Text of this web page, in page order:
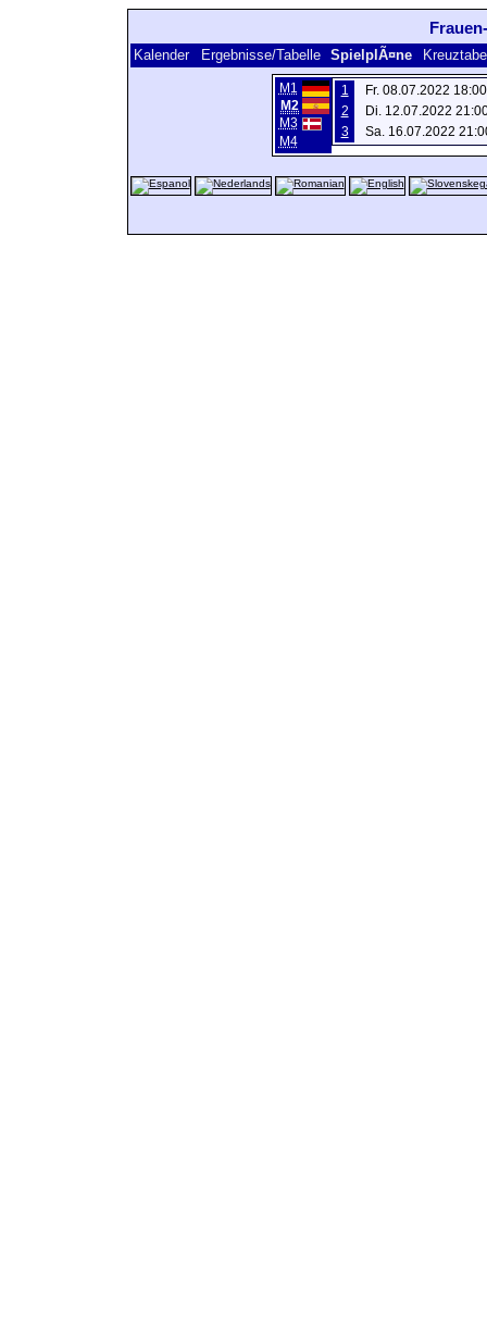
Kalender Ergebnisse/Tabelle SpielplÃ¤ne
M1
M2
M3
M4
1
Fr. 08.07.2022 18:00
2
Di. 12.07.2022
3
Sa. 16.07.2022